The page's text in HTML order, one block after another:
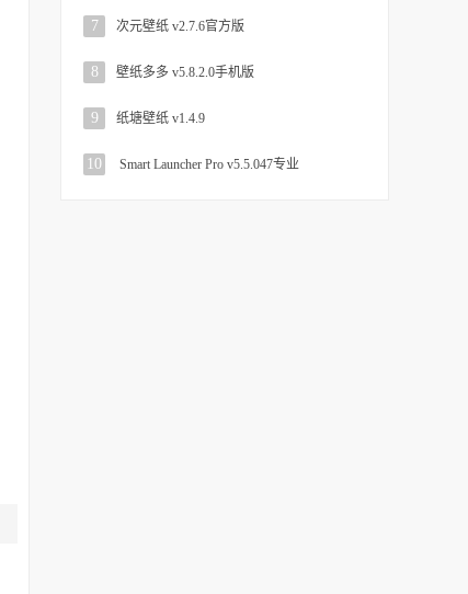
7 次元壁纸 v2.7.6官方版
8 壁纸多多 v5.8.2.0手机版
9 纸塘壁纸 v1.4.9
10 Smart Launcher Pro v5.5.047专业